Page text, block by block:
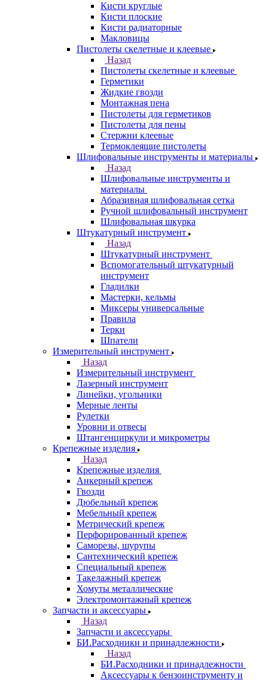
Кисти круглые
Кисти плоские
Кисти радиаторные
Макловицы
Пистолеты скелетные и клеевые
Назад
Пистолеты скелетные и клеевые
Герметики
Жидкие гвозди
Монтажная пена
Пистолеты для герметиков
Пистолеты для пены
Стержни клеевые
Термоклеящие пистолеты
Шлифовальные инструменты и материалы
Назад
Шлифовальные инструменты и
материалы
Абразивная шлифовальная сетка
Ручной шлифовальный инструмент
Шлифовальная шкурка
Штукатурный инструмент
Назад
Штукатурный инструмент
Вспомогательный штукатурный
инструмент
Гладилки
Мастерки, кельмы
Миксеры универсальные
Правила
Терки
Шпатели
Измерительный инструмент
Назад
Измерительный инструмент
Лазерный инструмент
Линейки, угольники
Мерные ленты
Рулетки
Уровни и отвесы
Штангенциркули и микрометры
Крепежные изделия
Назад
Крепежные изделия
Анкерный крепеж
Гвозди
Дюбельный крепеж
Мебельный крепеж
Метрический крепеж
Перфорированный крепеж
Саморезы, шурупы
Сантехнический крепеж
Специальный крепеж
Такелажный крепеж
Хомуты металлические
Электромонтажный крепеж
Запчасти и аксессуары
Назад
Запчасти и аксессуары
БИ.Расходники и принадлежности
Назад
БИ.Расходники и принадлежности
Аксессуары к бензоинструменту и